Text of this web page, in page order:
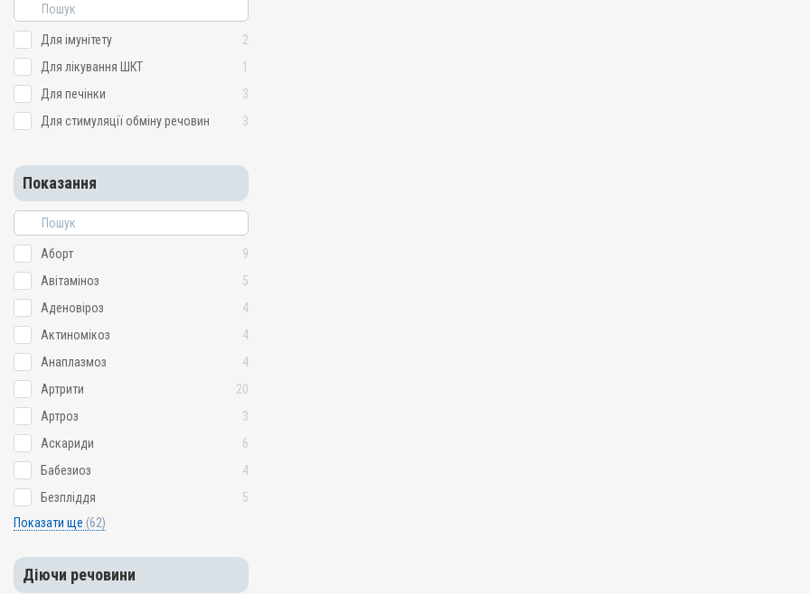
Для імунітету
2
Для лікування ШКТ
1
Для печінки
3
Для стимуляції обміну речовин
3
Показання
Аборт
9
Авітаміноз
5
Аденовіроз
4
Актиномікоз
4
Анаплазмоз
4
Артрити
20
Артроз
3
Аскариди
6
Бабезиоз
4
Безпліддя
5
Показати ще (62)
Діючи речовини